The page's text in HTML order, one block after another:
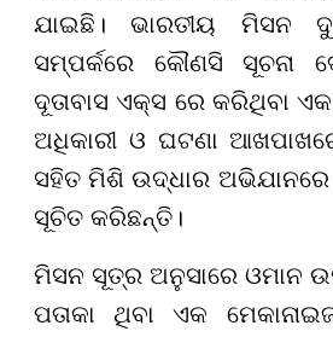
ଯାଇଛି। ଭାରତୀୟ ମିସନ
ସମ୍ପର୍କରେ କୌଣସି ସୂଚନା
ଦୂତାବାସ ଏକ୍ସ ରେ କରିଥିବା
ଅଧିକାରୀ ଓ ଘଟଣା
ସହିତ ମିଶି ଉଦ୍ଧାର
ସୂଚିତ କରିଛନ୍ତି।
ମିସନ ସୂତ୍ର ଅନୁସାରେ ଓମାନ
ପତାକା ଥିବା ଏକ